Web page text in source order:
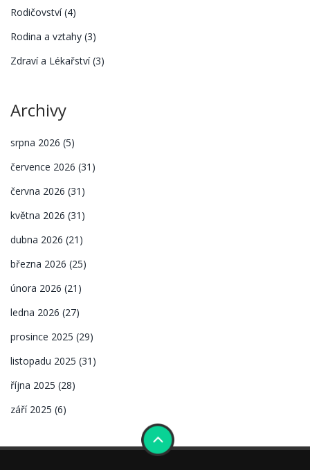
Rodičovství(4)
Rodina a vztahy (3)
Zdraví a Lékařství(3)
Archivy
srpna 2026 (5)
července 2026 (31)
června 2026 (31)
května 2026 (31)
dubna 2026 (21)
března 2026 (25)
února 2026 (21)
ledna 2026 (27)
prosince 2025 (29)
listopadu 2025 (31)
října 2025 (28)
září 2025 (6)